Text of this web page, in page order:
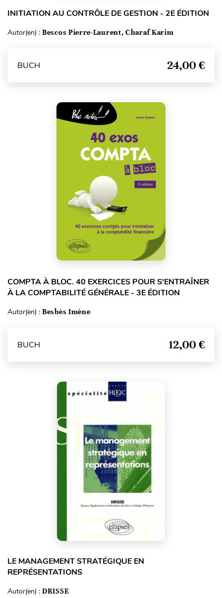
INITIATION AU CONTRÔLE DE GESTION - 2E ÉDITION
Autor(en) : Bescos Pierre-Laurent, Charaf Karim
BUCH 24,00 €
COMPTA À BLOC. 40 EXERCICES POUR S'ENTRAÎNER
À LA COMPTABILITÉ GÉNÉRALE - 3E ÉDITION
Autor(en) : Besbès Imène
BUCH 12,00 €
LE MANAGEMENT STRATÉGIQUE EN
REPRÉSENTATIONS
Autor(en) : DRISSE